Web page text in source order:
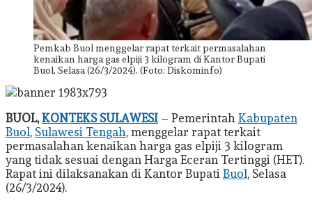
Pemkab Buol menggelar rapat terkait permasalahan
kenaikan harga gas elpiji 3 kilogram di Kantor Bupati
Buol, Selasa (26/3/2024). (Foto: Diskominfo)
BUOL,KONTEKS SULAWESI – Pemerintah Kabupaten
Buol, Sulawesi Tengah, menggelar rapat terkait
permasalahan kenaikan harga gas elpiji 3 kilogram
yang tidak sesuai dengan Harga Eceran Tertinggi (HET).
Rapat ini dilaksanakan di Kantor Bupati Buol, Selasa
(26/3/2024).